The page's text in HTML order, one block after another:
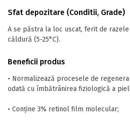
Sfat depozitare (Conditii, Grade)
A se păstra la loc uscat, ferit de
căldură (5-25°C).
Beneficii produs
• Normalizează procesele de
odată cu îmbătrânirea fiziologică a
• Conține 3% retinol film molecular;